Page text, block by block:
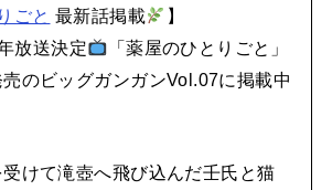
ごと 最新話掲載
】
放送決定
「薬屋のひとりごと」
のビッグガンガンVol.07に掲載中
けて滝壺へ飛び込んだ壬氏と猫